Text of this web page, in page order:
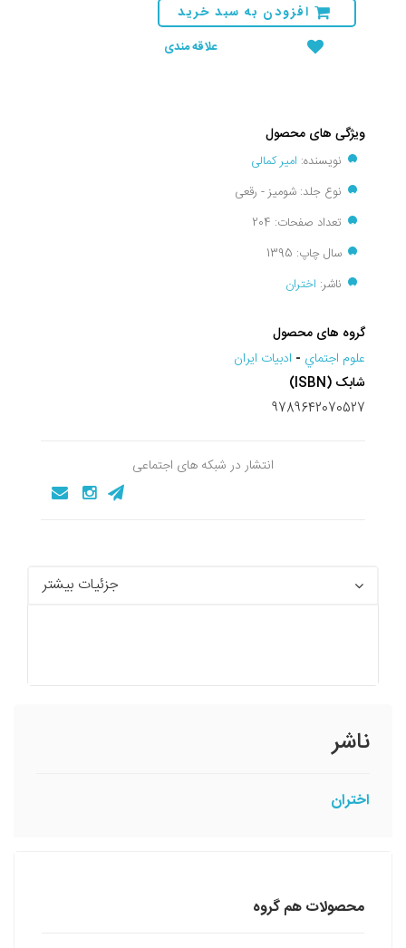
افزودن به سبد خرید
علاقه مندی
ویژگی های محصول
نویسنده: امیر کمالی
نوع جلد: شومیز - رقعی
تعداد صفحات: 204
سال چاپ: 1395
ناشر: اختران
گروه های محصول
علوم اجتماي - ادبیات ایران
شابک (ISBN)
9789642070527
انتشار در شبکه های اجتماعی
جزئیات بیشتر
ناشر
اختران
محصولات هم گروه